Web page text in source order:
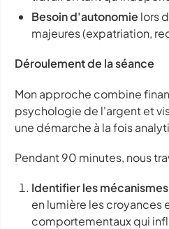
Besoin d'autonomie lors
majeures (expatriation,
Déroulement de la séance
Mon approche combine
psychologie de l'argent et
une démarche à la fois
Pendant 90 minutes, nous
Identifier les
en lumière les croyances
comportementaux qui